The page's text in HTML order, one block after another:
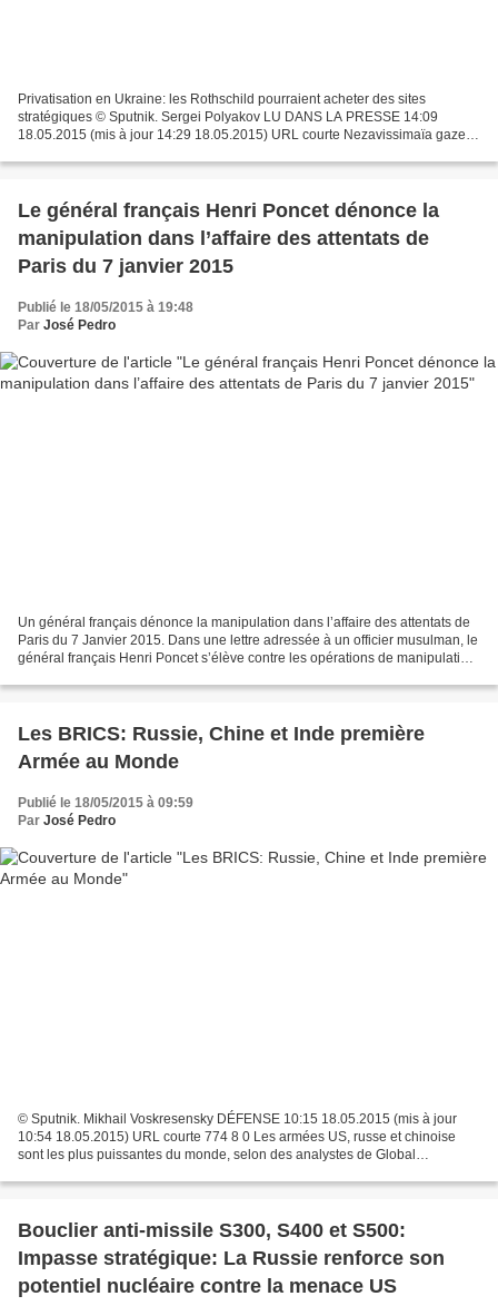
Privatisation en Ukraine: les Rothschild pourraient acheter des sites
stratégiques © Sputnik. Sergei Polyakov LU DANS LA PRESSE 14:09
18.05.2015 (mis à jour 14:29 18.05.2015) URL courte Nezavissimaïa gazeta
Le général français Henri Poncet dénonce la
manipulation dans l’affaire des attentats de
Paris du 7 janvier 2015
Publié le 18/05/2015 à 19:48
Par José Pedro
Un général français dénonce la manipulation dans l’affaire des attentats de
Paris du 7 Janvier 2015. Dans une lettre adressée à un officier musulman, le
général français Henri Poncet s’élève contre les opérations de manipulation
Les BRICS: Russie, Chine et Inde première
Armée au Monde
Publié le 18/05/2015 à 09:59
Par José Pedro
© Sputnik. Mikhail Voskresensky DÉFENSE 10:15 18.05.2015 (mis à jour
10:54 18.05.2015) URL courte 774 8 0 Les armées US, russe et chinoise
sont les plus puissantes du monde, selon des analystes de Global
Bouclier anti-missile S300, S400 et S500:
Impasse stratégique: La Russie renforce son
potentiel nucléaire contre la menace US